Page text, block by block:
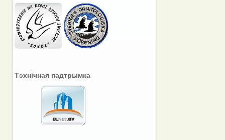
Тэхнічная падтрымка